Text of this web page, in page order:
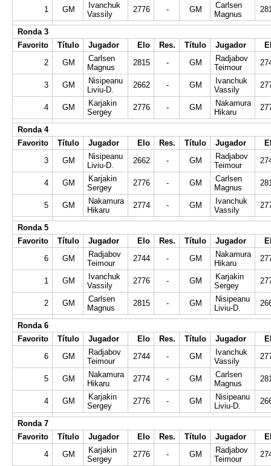
1 GM
Ivanchuk
Vassily
2776 - GM
Carlsen
Magnus
Ronda 3
Favorito
Título Jugador Elo Res. Título Jugador
2
GM
Carlsen
Magnus
2815 - GM
Radjabov
Teimour
3 GM
Nisipeanu
Liviu-D.
2662 - GM
Ivanchuk
Vassily
4 GM
Karjakin
Sergey
2776 - GM
Nakamura
Hikaru
Ronda 4
Favorito
Título Jugador Elo Res. Título Jugador
3
GM
Nisipeanu
Liviu-D.
2662 - GM
Radjabov
Teimour
4 GM
Karjakin
Sergey
2776 - GM
Carlsen
Magnus
5 GM
Nakamura
Hikaru
2774 - GM
Ivanchuk
Vassily
Ronda 5
Favorito
Título Jugador Elo Res. Título Jugador
6
GM
Radjabov
Teimour
2744 - GM
Nakamura
Hikaru
1 GM
Ivanchuk
Vassily
2776 - GM
Karjakin
Sergey
2 GM
Carlsen
Magnus
2815 - GM
Nisipeanu
Liviu-D.
Ronda 6
Favorito
Título Jugador Elo Res. Título Jugador
6
GM
Radjabov
Teimour
2744 - GM
Ivanchuk
Vassily
5 GM
Nakamura
Hikaru
2774 - GM
Carlsen
Magnus
4 GM
Karjakin
Sergey
2776 - GM
Nisipeanu
Liviu-D.
Ronda 7
Favorito
Título Jugador Elo Res. Título Jugador
4
GM
Karjakin
Sergey
2776 - GM
Radjabov
Teimour